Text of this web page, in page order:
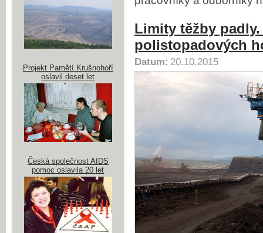
Limity těžby
polistopadových
Datum: 20.10.2015
Projekt Pamětí Krušnohoří
oslavil deset let
Česká společnost AIDS
pomoc oslavila 20 let